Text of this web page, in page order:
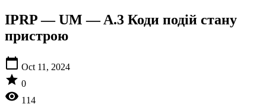
IPRP — UM — A.3 Коди подій стану
пристрою
calendar_today Oct 11, 2024
star 0
visibility 114